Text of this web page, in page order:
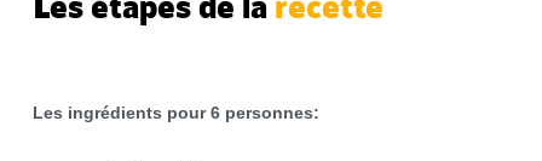
Les ingrédients pour 6 personnes: